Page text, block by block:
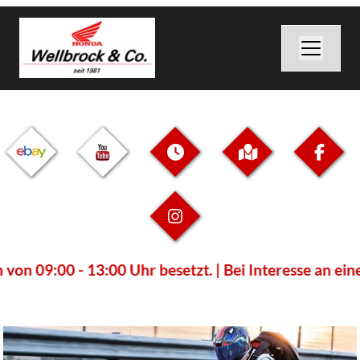
- 13:00 Uhr besetzt. | Bei Interesse an einem